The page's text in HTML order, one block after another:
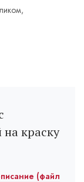
на краску
(файл